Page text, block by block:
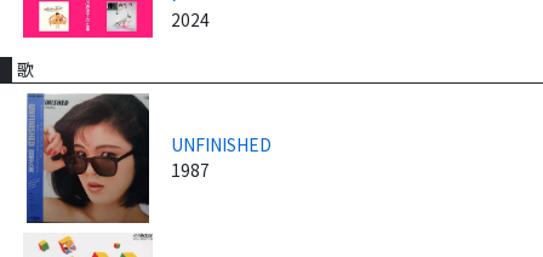
2024
歌
UNFINISHED
1987